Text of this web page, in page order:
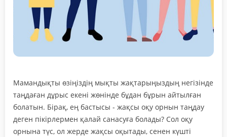
Мамандықты өзіңіздің мықты жақтарыңыздың негізінде
таңдаған дұрыс екені жөнінде бұдан бұрын айтылған
болатын. Бірақ, ең бастысы - жақсы оқу орнын таңдау
деген пікірлермен қалай санасуға болады? Сол оқу
орнына түс, ол жерде жақсы оқытады, сенен күшті